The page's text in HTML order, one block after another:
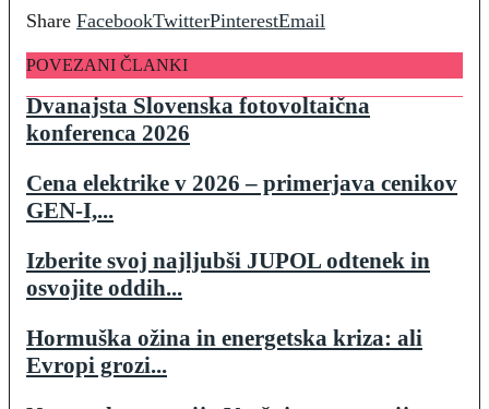
Share FacebookTwitterPinterestEmail
POVEZANI ČLANKI
Dvanajsta Slovenska fotovoltaična
konferenca 2026
Cena elektrike v 2026 – primerjava cenikov
GEN-I,...
Izberite svoj najljubši JUPOL odtenek in
osvojite oddih...
Hormuška ožina in energetska kriza: ali
Evropi grozi...